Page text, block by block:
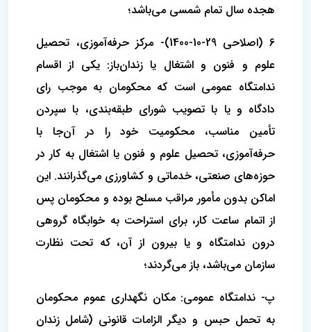
هجده سال تمام شمسی می‌باشد؛
6 (اصلاحی 29-10-1400)- مرکز حرفه‌آموزی، تحصیل
علوم و فنون و اشتغال یا زندان‌باز: یکی از اقسام
ندامتگاه عمومی است که محکومان به موجب رای
دادگاه و یا با تصویب شورای طبقه‌بندی، با سپردن
تأمین مناسب، محکومیت خود را در آن‌جا با
حرفه‌آموزی، تحصیل علوم و فنون یا اشتغال به کار در
حوزه‌های صنعتی، خدماتی و کشاورزی می‌گذرانند. این
اماکن بدون مأمور مراقب مسلح بوده و محکومان پس
از اتمام ساعت کار، برای استراحت به خوابگاه گروهی
درون ندامتگاه و یا بیرون از آن، که تحت نظارت
سازمان می‌باشد، باز می‌گردند؛
پ- ندامتگاه عمومی: مکان نگهداری عموم محکومان
به تحمل حبس و دیگر الزامات قانونی (شامل زندان